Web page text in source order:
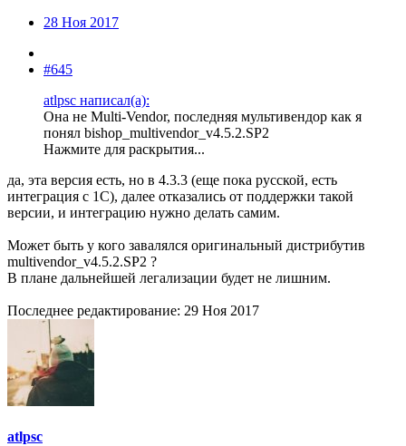
28 Ноя 2017
#645
atlpsc написал(а):
Она не Multi-Vendor, последняя мультивендор как я
понял bishop_multivendor_v4.5.2.SP2
Нажмите для раскрытия...
да, эта версия есть, но в 4.3.3 (еще пока русской, есть
интеграция с 1С), далее отказались от поддержки такой
версии, и интеграцию нужно делать самим.
Может быть у кого завалялся оригинальный дистрибутив
multivendor_v4.5.2.SP2 ?
В плане дальнейшей легализации будет не лишним.
Последнее редактирование: 29 Ноя 2017
atlpsc